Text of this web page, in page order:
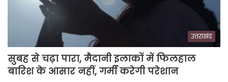
उत्तराखंड
सुबह से चढ़ा पारा, मैदानी इलाकों में फिलहाल
बारिश के आसार नहीं, गर्मी करेगी परेशान